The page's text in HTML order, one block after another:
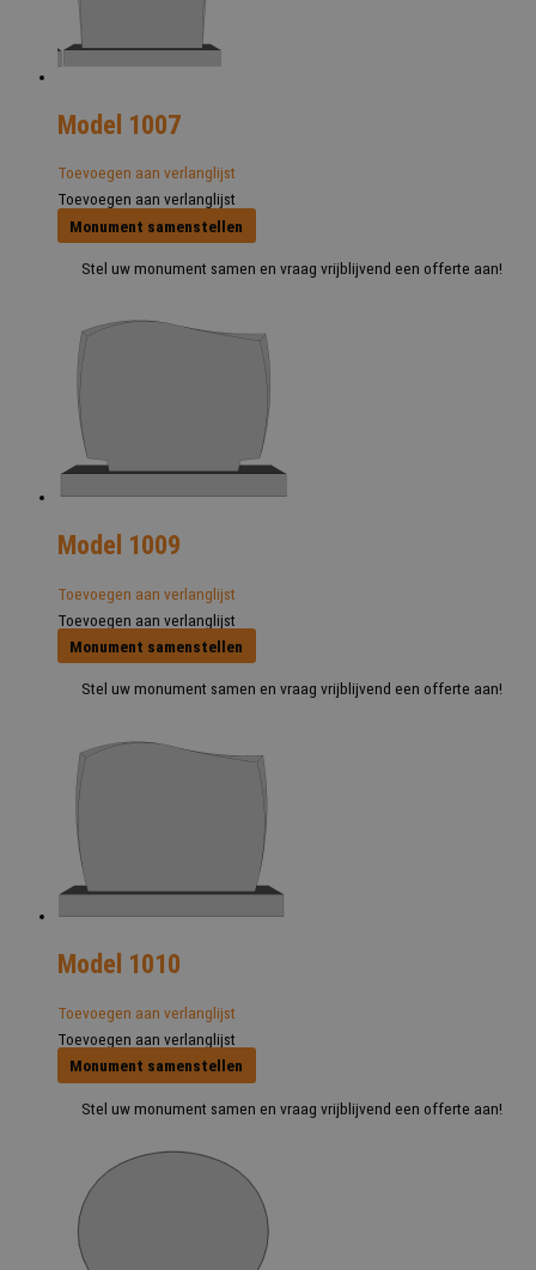
Model 1007
Toevoegen aan verlanglijst
Toevoegen aan verlanglijst
Monument samenstellen
Stel uw monument samen en vraag vrijblijvend een offerte aan!
Model 1009
Toevoegen aan verlanglijst
Toevoegen aan verlanglijst
Monument samenstellen
Stel uw monument samen en vraag vrijblijvend een offerte aan!
Model 1010
Toevoegen aan verlanglijst
Toevoegen aan verlanglijst
Monument samenstellen
Stel uw monument samen en vraag vrijblijvend een offerte aan!